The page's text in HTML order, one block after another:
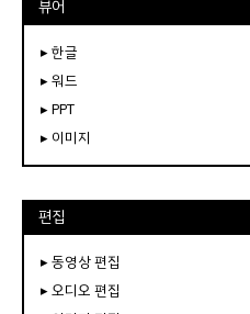
뷰어
▸ 한글
▸ 워드
▸ PPT
▸ 이미지
편집
▸ 동영상 편집
▸ 오디오 편집